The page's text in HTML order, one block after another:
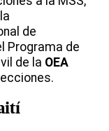
de
Programa de
de la OEA